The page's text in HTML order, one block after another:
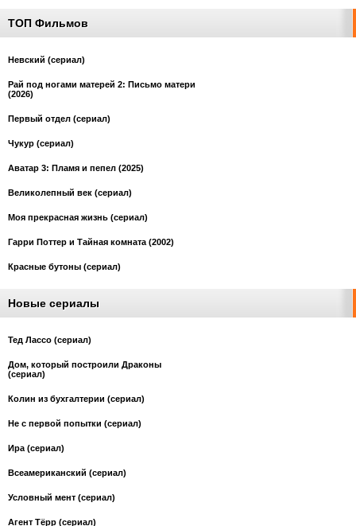
ТОП Фильмов
Невский (сериал)
Рай под ногами матерей 2: Письмо матери
(2026)
Первый отдел (сериал)
Чукур (сериал)
Аватар 3: Пламя и пепел (2025)
Великолепный век (сериал)
Моя прекрасная жизнь (сериал)
Гарри Поттер и Тайная комната (2002)
Красные бутоны (сериал)
Новые сериалы
Тед Лассо (сериал)
Дом, который построили Драконы
(сериал)
Колин из бухгалтерии (сериал)
Не с первой попытки (сериал)
Ира (сериал)
Всеамериканский (сериал)
Условный мент (сериал)
Агент Тёрр (сериал)